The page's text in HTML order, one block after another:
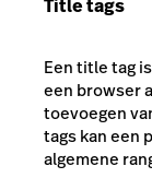
Title tags
Een title tag
een browser
toevoegen
tags kan een
algemene